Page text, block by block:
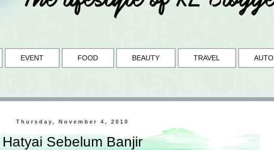
EVENT FOOD BEAUTY TRAVEL AUTO
Thursday, November 4, 2010
Hatyai Sebelum Banjir